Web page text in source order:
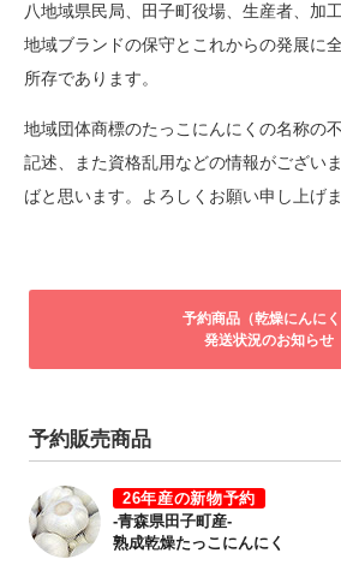
八地域県民局、田子町役場、生産者、加
地域ブランドの保守とこれからの発展に
所存であります。
地域団体商標のたっこにんにくの名称の
記述、また資格乱用などの情報がござい
ばと思います。よろしくお願い申し上げま
予約商品（乾燥にんにく
発送状況のお知らせ
予約販売商品
26年産の新物予約
-青森県田子町産-
熟成乾燥たっこにんにく